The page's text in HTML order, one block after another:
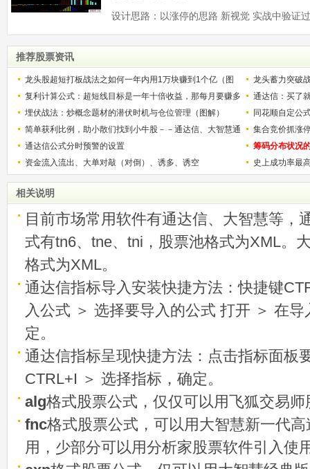
推荐股票资讯
龙头股超短打板战法之如何一年内用1万块赚到1个亿（图
解）
龙头蓄力突破
的技巧（图解
复利计算公式：超短线目标是一年十倍收益，那每月要赚多
少？
通达信：买了
埋伏战法：炒概念题材的潜伏时机与仓位管理（图解）
同花顺自定公
简单获利比例，助小散们找到小牛股－－通达信、大智慧通
用
集合竞价抓涨
通达信公式分时预警的设置
筹码分布状况
资金流入流出、大单对敲（对倒）、诱多、诱空
史上成功率最
相关说明
目前市场常用软件有通达信、大智慧等，
式有tn6、tne、tni，股票池格式为XML。
格式为XML。
通达信指标导入安装快捷方法：快捷键
入公式 ＞ 选择要导入的公式 打开 ＞ 在
定。
通达信指标呈现快捷方法：点击指标面板
CTRL+I ＞ 选择指标，确定。
alg格式股票公式，仅仅可以用飞狐交易
fnc格式股票公式，可以用大智慧新一代
用，少部分可以用分析家股票软件引入使